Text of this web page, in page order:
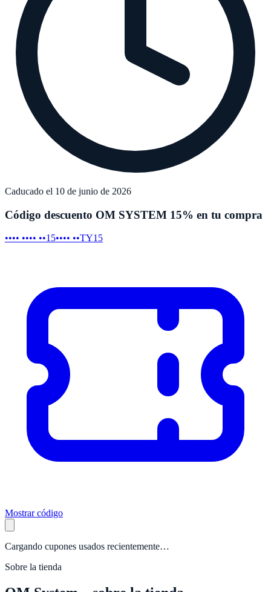
Caducado el 10 de junio de 2026
Código descuento OM SYSTEM 15% en tu compra
•••• •••• ••15•••• ••TY15
Mostrar código
Cargando cupones usados recientemente…
Sobre la tienda